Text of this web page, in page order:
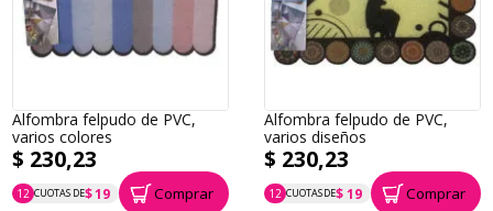
Alfombra felpudo de PVC,
varios colores
$ 230,23
12 CUOTAS DE$ 19
P.T.F. $ 230 Comprar
Alfombra felpudo de PVC,
varios diseños
$ 230,23
12 CUOTAS DE$ 19
P.T.F. $ 230 Comprar